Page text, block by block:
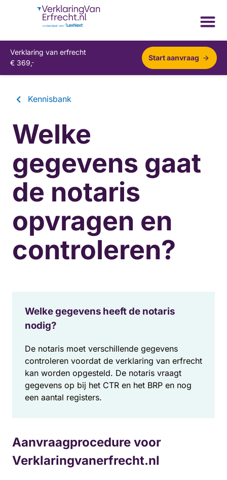
Kennisbank
Welke
gegevens gaat
de notaris
opvragen en
controleren?
Welke gegevens heeft de notaris
nodig?
De notaris moet verschillende gegevens
controleren voordat de verklaring van erfrecht
kan worden opgesteld. De notaris vraagt
gegevens op bij het CTR en het BRP en nog
een aantal registers.
Aanvraagprocedure voor
Verklaringvanerfrecht.nl
Verklaring van erfrecht
€ 369,-
Start aanvraag